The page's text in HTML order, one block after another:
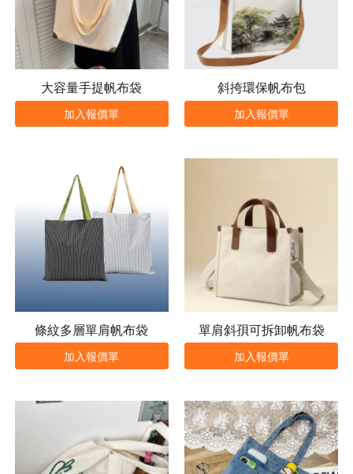
大容量手提帆布袋
加入報價單
斜挎環保帆布包
加入報價單
條紋多層單肩帆布袋
加入報價單
單肩斜孭可拆卸帆布袋
加入報價單